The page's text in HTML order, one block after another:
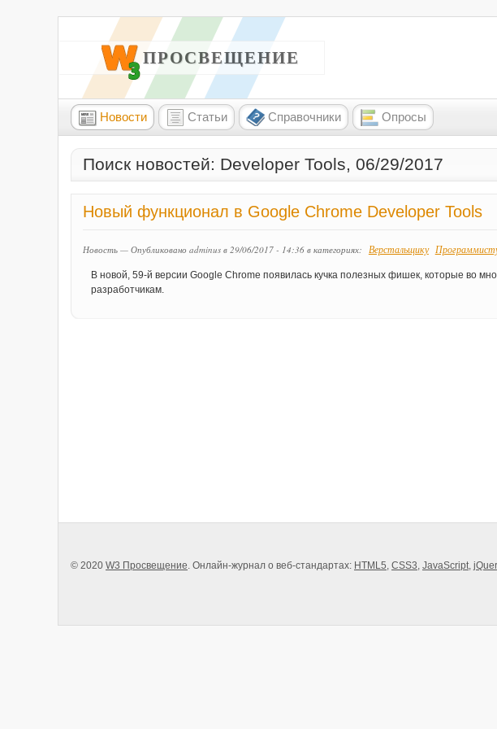
W3 ПРОСВЕЩЕНИЕ
Новости Статьи Справочники Опросы
Поиск новостей: Developer Tools, 06/29/2017
Новый функционал в Google Chrome Developer Tools
Новость — Опубликовано adminus в 29/06/2017 - 14:36 в категориях: Верстальщику
В новой, 59-й версии Google Chrome появилась кучка полезных фишек, которые во
разработчикам.
© 2020 W3 Просвещение. Онлайн-журнал о веб-стандартах: HTML5, CSS3, JavaScript,